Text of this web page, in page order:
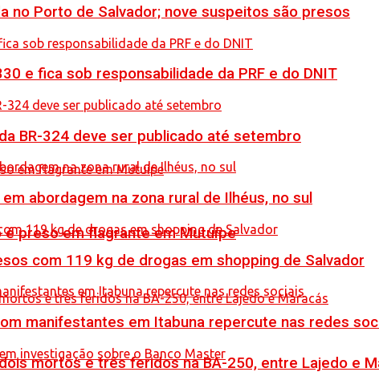
preso em flagrante em Mutuípe
mortos e três feridos na BA-250, entre Lajedo e
no Porto de Salvador; nove suspeitos são presos
e fica sob responsabilidade da PRF e do DNIT
BR-324 deve ser publicado até setembro
abordagem na zona rural de Ilhéus, no sul
com 119 kg de drogas em shopping de Salvador
manifestantes em Itabuna repercute nas redes